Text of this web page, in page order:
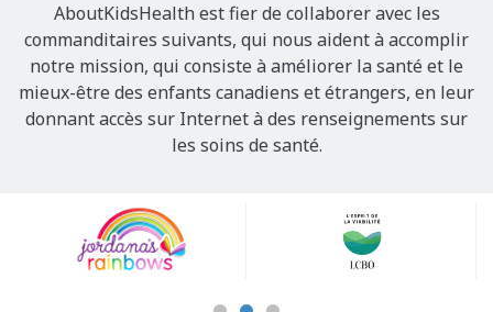
AboutKidsHealth est fier de collaborer avec les
commanditaires suivants, qui nous aident à accomplir
notre mission, qui consiste à améliorer la santé et le
mieux-être des enfants canadiens et étrangers, en leur
donnant accès sur Internet à des renseignements sur
les soins de santé.
Sponsors